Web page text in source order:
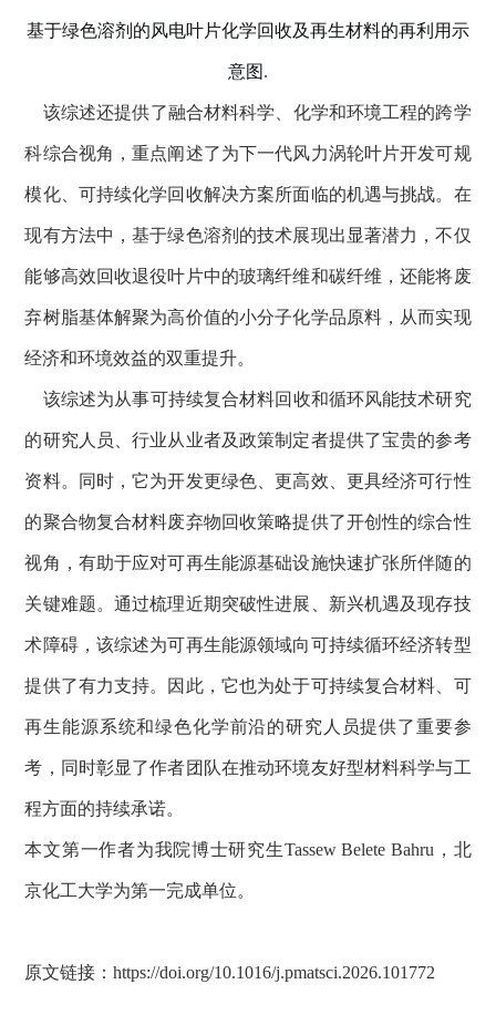
基于绿色溶剂的风电叶片化学回收及再生材料的再利用示
意图 .
该综述还提供了融合材料科学、化学和环境工程的跨学
科综合视角，重点阐述了为下一代风力涡轮叶片开发可规
模化、可持续化学回收解决方案所面临的机遇与挑战。在
现有方法中，基于绿色溶剂的技术展现出显著潜力，不仅
能够高效回收退役叶片中的玻璃纤维和碳纤维，还能将废
弃树脂基体解聚为高价值的小分子化学品原料，从而实现
经济和环境效益的双重提升。
该综述为从事可持续复合材料回收和循环风能技术研究
的研究人员、行业从业者及政策制定者提供了宝贵的参考
资料。同时，它为开发更绿色、更高效、更具经济可行性
的聚合物复合材料废弃物回收策略提供了开创性的综合性
视角，有助于应对可再生能源基础设施快速扩张所伴随的
关键难题。通过梳理近期突破性进展、新兴机遇及现存技
术障碍，该综述为可再生能源领域向可持续循环经济转型
提供了有力支持。因此，它也为处于可持续复合材料、可
再生能源系统和绿色化学前沿的研究人员提供了重要参
考，同时彰显了作者团队在推动环境友好型材料科学与工
程方面的持续承诺。
本文第一作者为我院博士研究生Tassew Belete Bahru ，北
京化工大学为第一完成单位。
原文链接：https://doi.org/10.1016/j.pmatsci.2026.101772